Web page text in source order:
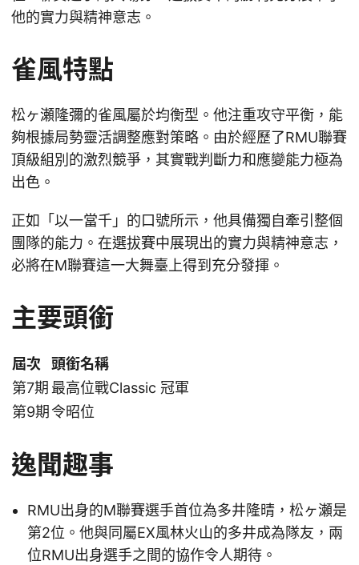
他的實力與精神意志。
雀風特點
松ヶ瀬隆彌的雀風屬於均衡型。他注重攻守平衡，能
夠根據局勢靈活調整應對策略。由於經歷了RMU聯賽
頂級組別的激烈競爭，其實戰判斷力和應變能力極為
出色。
正如「以一當千」的口號所示，他具備獨自牽引整個
團隊的能力。在選拔賽中展現出的實力與精神意志，
必將在M聯賽這一大舞臺上得到充分發揮。
主要頭銜
屆次
頭銜名稱
第7期 最高位戰Classic 冠軍
第9期 令昭位
逸聞趣事
RMU出身的M聯賽選手首位為多井隆晴，松ヶ瀬是
第2位。他與同屬EX風林火山的多井成為隊友，兩
位RMU出身選手之間的協作令人期待。